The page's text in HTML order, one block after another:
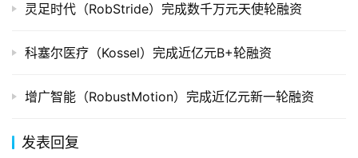
灵足时代（RobStride）完成数千万元天使轮融资
科塞尔医疗（Kossel）完成近亿元B+轮融资
增广智能（RobustMotion）完成近亿元新一轮融资
发表回复